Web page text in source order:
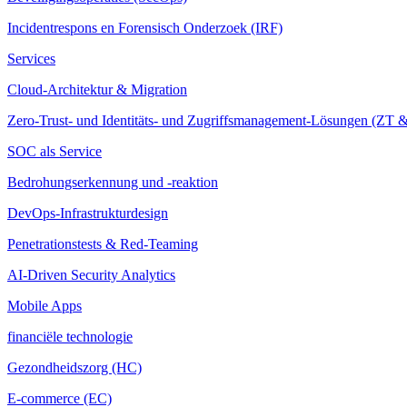
Incidentrespons en Forensisch Onderzoek (IRF)
Services
Cloud-Architektur & Migration
Zero-Trust- und Identitäts- und Zugriffsmanagement-Lösungen (ZT
SOC als Service
Bedrohungserkennung und -reaktion
DevOps-Infrastrukturdesign
Penetrationstests & Red-Teaming
AI-Driven Security Analytics
Mobile Apps
financiële technologie
Gezondheidszorg (HC)
E-commerce (EC)